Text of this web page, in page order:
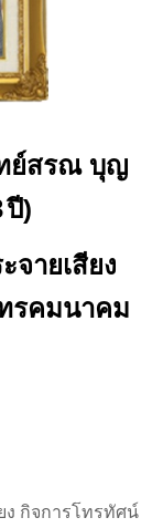
ย์สรณ บุญ
ปี)
จายเสียง
รคมนาคม
ง กิจการโทรทัศน์